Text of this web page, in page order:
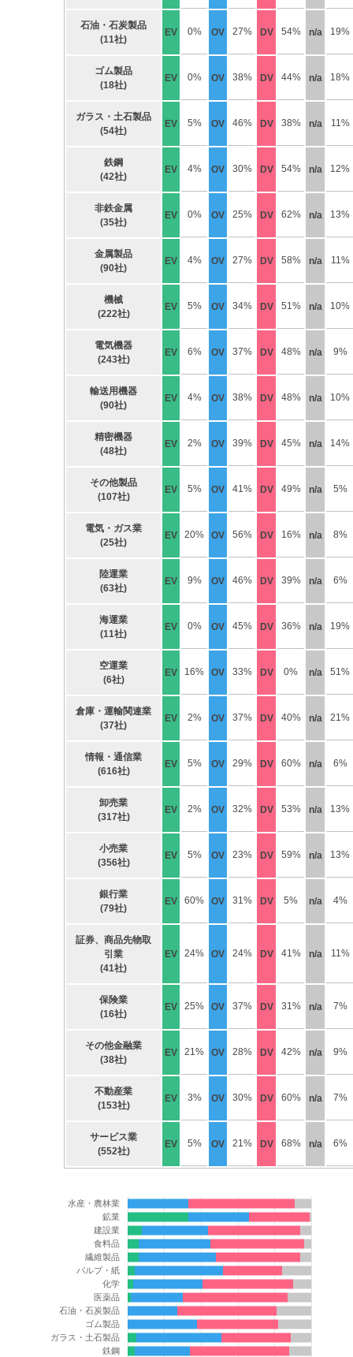
石油・石炭製品
(11社)
EV 0% OV 27% DV 54% n/a 19%
ゴム製品
(18社)
EV 0% OV 38% DV 44% n/a 18%
ガラス・土石製品
(54社)
EV 5% OV 46% DV 38% n/a 11%
鉄鋼
(42社)
EV 4% OV 30% DV 54% n/a 12%
非鉄金属
(35社)
EV 0% OV 25% DV 62% n/a 13%
金属製品
(90社)
EV 4% OV 27% DV 58% n/a 11%
機械
(222社)
EV 5% OV 34% DV 51% n/a 10%
電気機器
(243社)
EV 6% OV 37% DV 48% n/a 9%
輸送用機器
(90社)
EV 4% OV 38% DV 48% n/a 10%
精密機器
(48社)
EV 2% OV 39% DV 45% n/a 14%
その他製品
(107社)
EV 5% OV 41% DV 49% n/a 5%
電気・ガス業
(25社)
EV 20% OV 56% DV 16% n/a 8%
陸運業
(63社)
EV 9% OV 46% DV 39% n/a 6%
海運業
(11社)
EV 0% OV 45% DV 36% n/a 19%
空運業
(6社)
EV 16% OV 33% DV 0% n/a 51%
倉庫・運輸関連業
(37社)
EV 2% OV 37% DV 40% n/a 21%
情報・通信業
(616社)
EV 5% OV 29% DV 60% n/a 6%
卸売業
(317社)
EV 2% OV 32% DV 53% n/a 13%
小売業
(356社)
EV 5% OV 23% DV 59% n/a 13%
銀行業
(79社)
EV 60% OV 31% DV 5% n/a 4%
証券、商品先物取
引業
(41社)
EV 24% OV 24% DV 41% n/a 11%
保険業
(16社)
EV 25% OV 37% DV 31% n/a 7%
その他金融業
(38社)
EV 21% OV 28% DV 42% n/a 9%
不動産業
(153社)
EV 3% OV 30% DV 60% n/a 7%
サービス業
(552社)
EV 5% OV 21% DV 68% n/a 6%